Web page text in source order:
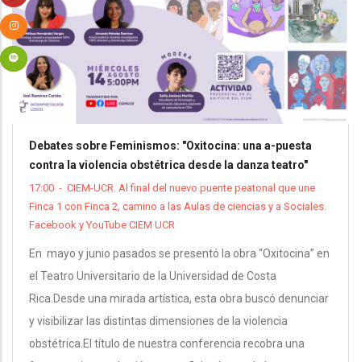
Debates sobre Feminismos: "Oxitocina: una a-puesta
contra la violencia obstétrica desde la danza teatro"
17:00 - CIEM-UCR. Al final del nuevo puente peatonal que une
Finca 1 con Finca 2, camino a las Aulas de ciencias y a Sociales.
Facebook y YouTube CIEM UCR
En mayo y junio pasados se presentó la obra “Oxitocina” en
el Teatro Universitario de la Universidad de Costa
Rica.Desde una mirada artística, esta obra buscó denunciar
y visibilizar las distintas dimensiones de la violencia
obstétrica.El título de nuestra conferencia recobra una